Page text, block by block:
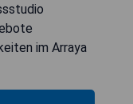
im Arraya